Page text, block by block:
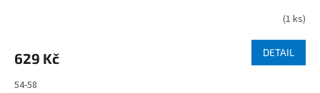
(1 ks)
629 Kč DETAIL
54-58